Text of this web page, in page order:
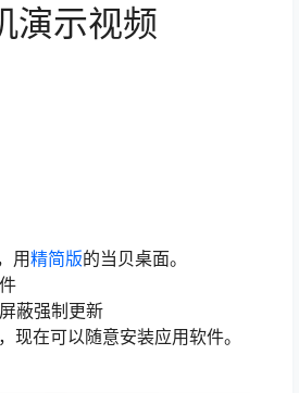
演示视频
用精简版的当贝桌面。
蔽强制更新
现在可以随意安装应用软件。